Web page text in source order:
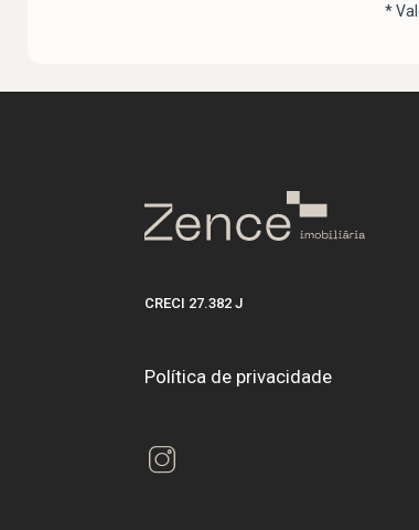
*
CRECI 27.382 J
Política de privacidade